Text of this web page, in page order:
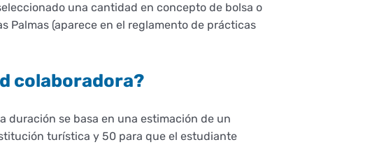
una cantidad en concepto de bolsa o
Palmas (aparece en el reglamento de prácticas
colaboradora?
duración se basa en una estimación de un
turística y 50 para que el estudiante